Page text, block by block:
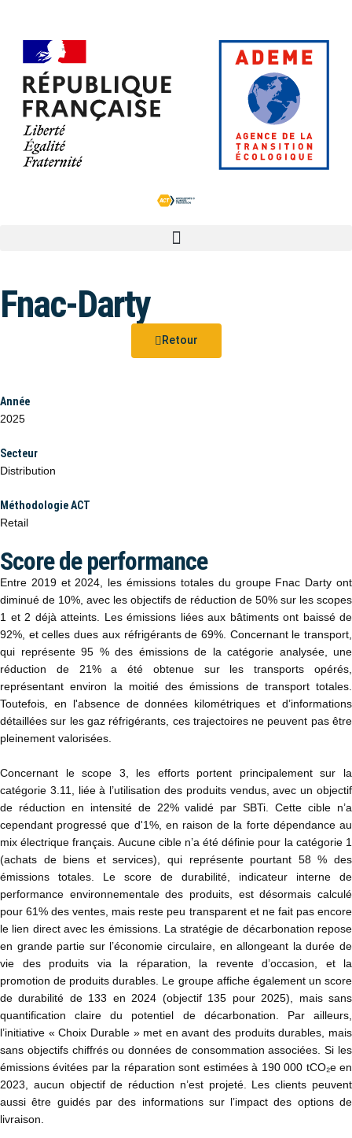
Fnac-Darty
Retour
Année
2025
Secteur
Distribution
Méthodologie ACT
Retail
Score de performance
Entre 2019 et 2024, les émissions totales du groupe Fnac Darty ont
diminué de 10%, avec les objectifs de réduction de 50% sur les scopes
1 et 2 déjà atteints. Les émissions liées aux bâtiments ont baissé de
92%, et celles dues aux réfrigérants de 69%. Concernant le transport,
qui représente 95 % des émissions de la catégorie analysée, une
réduction de 21% a été obtenue sur les transports opérés,
représentant environ la moitié des émissions de transport totales.
Toutefois, en l'absence de données kilométriques et d’informations
détaillées sur les gaz réfrigérants, ces trajectoires ne peuvent pas être
pleinement valorisées.
Concernant le scope 3, les efforts portent principalement sur la
catégorie 3.11, liée à l’utilisation des produits vendus, avec un objectif
de réduction en intensité de 22% validé par SBTi. Cette cible n’a
cependant progressé que d'1%, en raison de la forte dépendance au
mix électrique français. Aucune cible n’a été définie pour la catégorie 1
(achats de biens et services), qui représente pourtant 58 % des
émissions totales. Le score de durabilité, indicateur interne de
performance environnementale des produits, est désormais calculé
pour 61% des ventes, mais reste peu transparent et ne fait pas encore
le lien direct avec les émissions. La stratégie de décarbonation repose
en grande partie sur l’économie circulaire, en allongeant la durée de
vie des produits via la réparation, la revente d’occasion, et la
promotion de produits durables. Le groupe affiche également un score
de durabilité de 133 en 2024 (objectif 135 pour 2025), mais sans
quantification claire du potentiel de décarbonation. Par ailleurs,
l’initiative « Choix Durable » met en avant des produits durables, mais
sans objectifs chiffrés ou données de consommation associées. Si les
émissions évitées par la réparation sont estimées à 190 000 tCO₂e en
2023, aucun objectif de réduction n’est projeté. Les clients peuvent
aussi être guidés par des informations sur l’impact des options de
livraison.